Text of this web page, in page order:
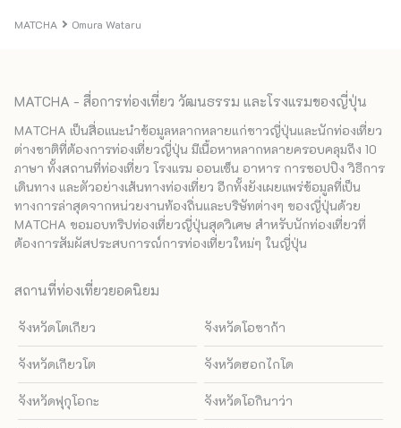
MATCHA Omura Wataru
MATCHA - สื่อการท่องเที่ยว วัฒนธรรม และโรงแรมของญี่ปุ่น
MATCHA เป็นสื่อแนะนำข้อมูลหลากหลายแก่ชาวญี่ปุ่นและนักท่องเที่ยว
ต่างชาติที่ต้องการท่องเที่ยวญี่ปุ่น มีเนื้อหาหลากหลายครอบคลุมถึง 10
ภาษา ทั้งสถานที่ท่องเที่ยว โรงแรม ออนเซ็น อาหาร การชอปปิง วิธีการ
เดินทาง และตัวอย่างเส้นทางท่องเที่ยว อีกทั้งยังเผยแพร่ข้อมูลที่เป็น
ทางการล่าสุดจากหน่วยงานท้องถิ่นและบริษัทต่างๆ ของญี่ปุ่นด้วย
MATCHA ขอมอบทริปท่องเที่ยวญี่ปุ่นสุดวิเศษ สำหรับนักท่องเที่ยวที่
ต้องการสัมผัสประสบการณ์การท่องเที่ยวใหม่ๆ ในญี่ปุ่น
สถานที่ท่องเที่ยวยอดนิยม
จังหวัดโตเกียว จังหวัดโอซาก้า
จังหวัดเกียวโต จังหวัดฮอกไกโด
จังหวัดฟุกุโอกะ จังหวัดโอกินาว่า